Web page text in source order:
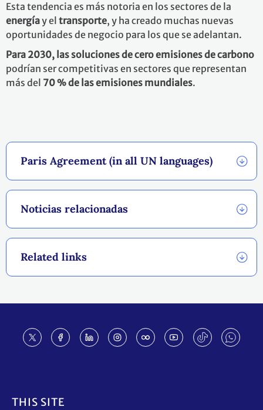
Paris Agreement (in all UN languages)
Noticias relacionadas
Related links
Esta tendencia es más notoria en los sectores de la
energíay el transporte, y ha creado muchas nuevas
oportunidades de negocio para los que se adelantan.
Para 2030, las soluciones de cero emisiones de carbono
podrían ser competitivas en sectores que representan
más del 70 % de las emisiones mundiales.
THIS SITE